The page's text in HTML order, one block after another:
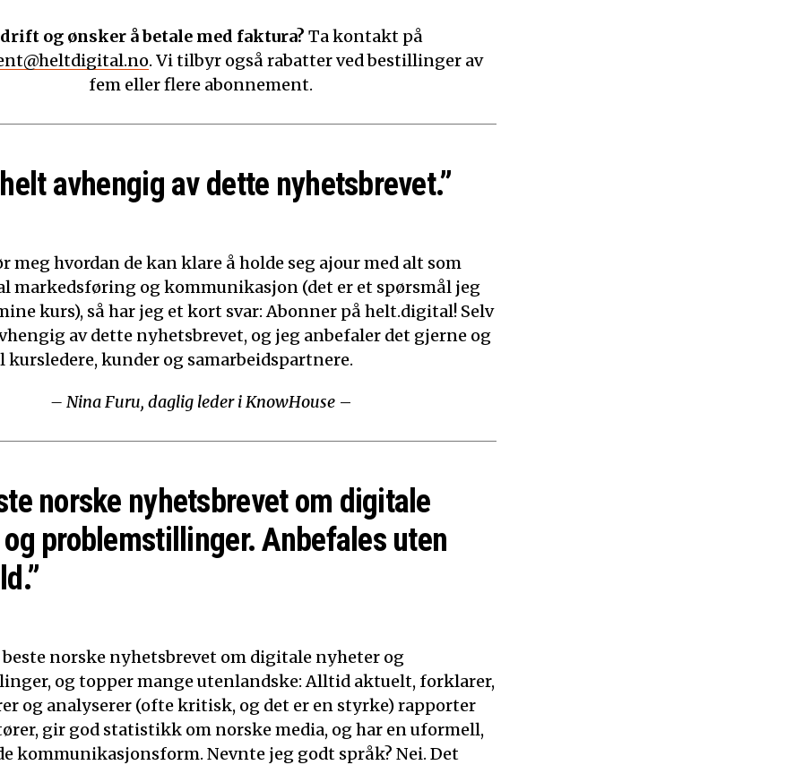
og ønsker å betale med faktura? Ta kontakt på
. Vi tilbyr også rabatter ved bestillinger av
fem eller flere abonnement.
avhengig av dette nyhetsbrevet.”
meg hvordan de kan klare å holde seg ajour med alt som
markedsføring og kommunikasjon (det er et spørsmål jeg
kurs), så har jeg et kort svar: Abonner på helt.digital! Selv
av dette nyhetsbrevet, og jeg anbefaler det gjerne og
kursledere, kunder og samarbeidspartnere.
– Nina Furu, daglig leder i KnowHouse–
norske nyhetsbrevet om digitale
problemstillinger. Anbefales uten
norske nyhetsbrevet om digitale nyheter og
og topper mange utenlandske: Alltid aktuelt, forklarer,
og analyserer (ofte kritisk, og det er en styrke) rapporter
gir god statistikk om norske media, og har en uformell,
kommunikasjonsform. Nevnte jeg godt språk? Nei. Det